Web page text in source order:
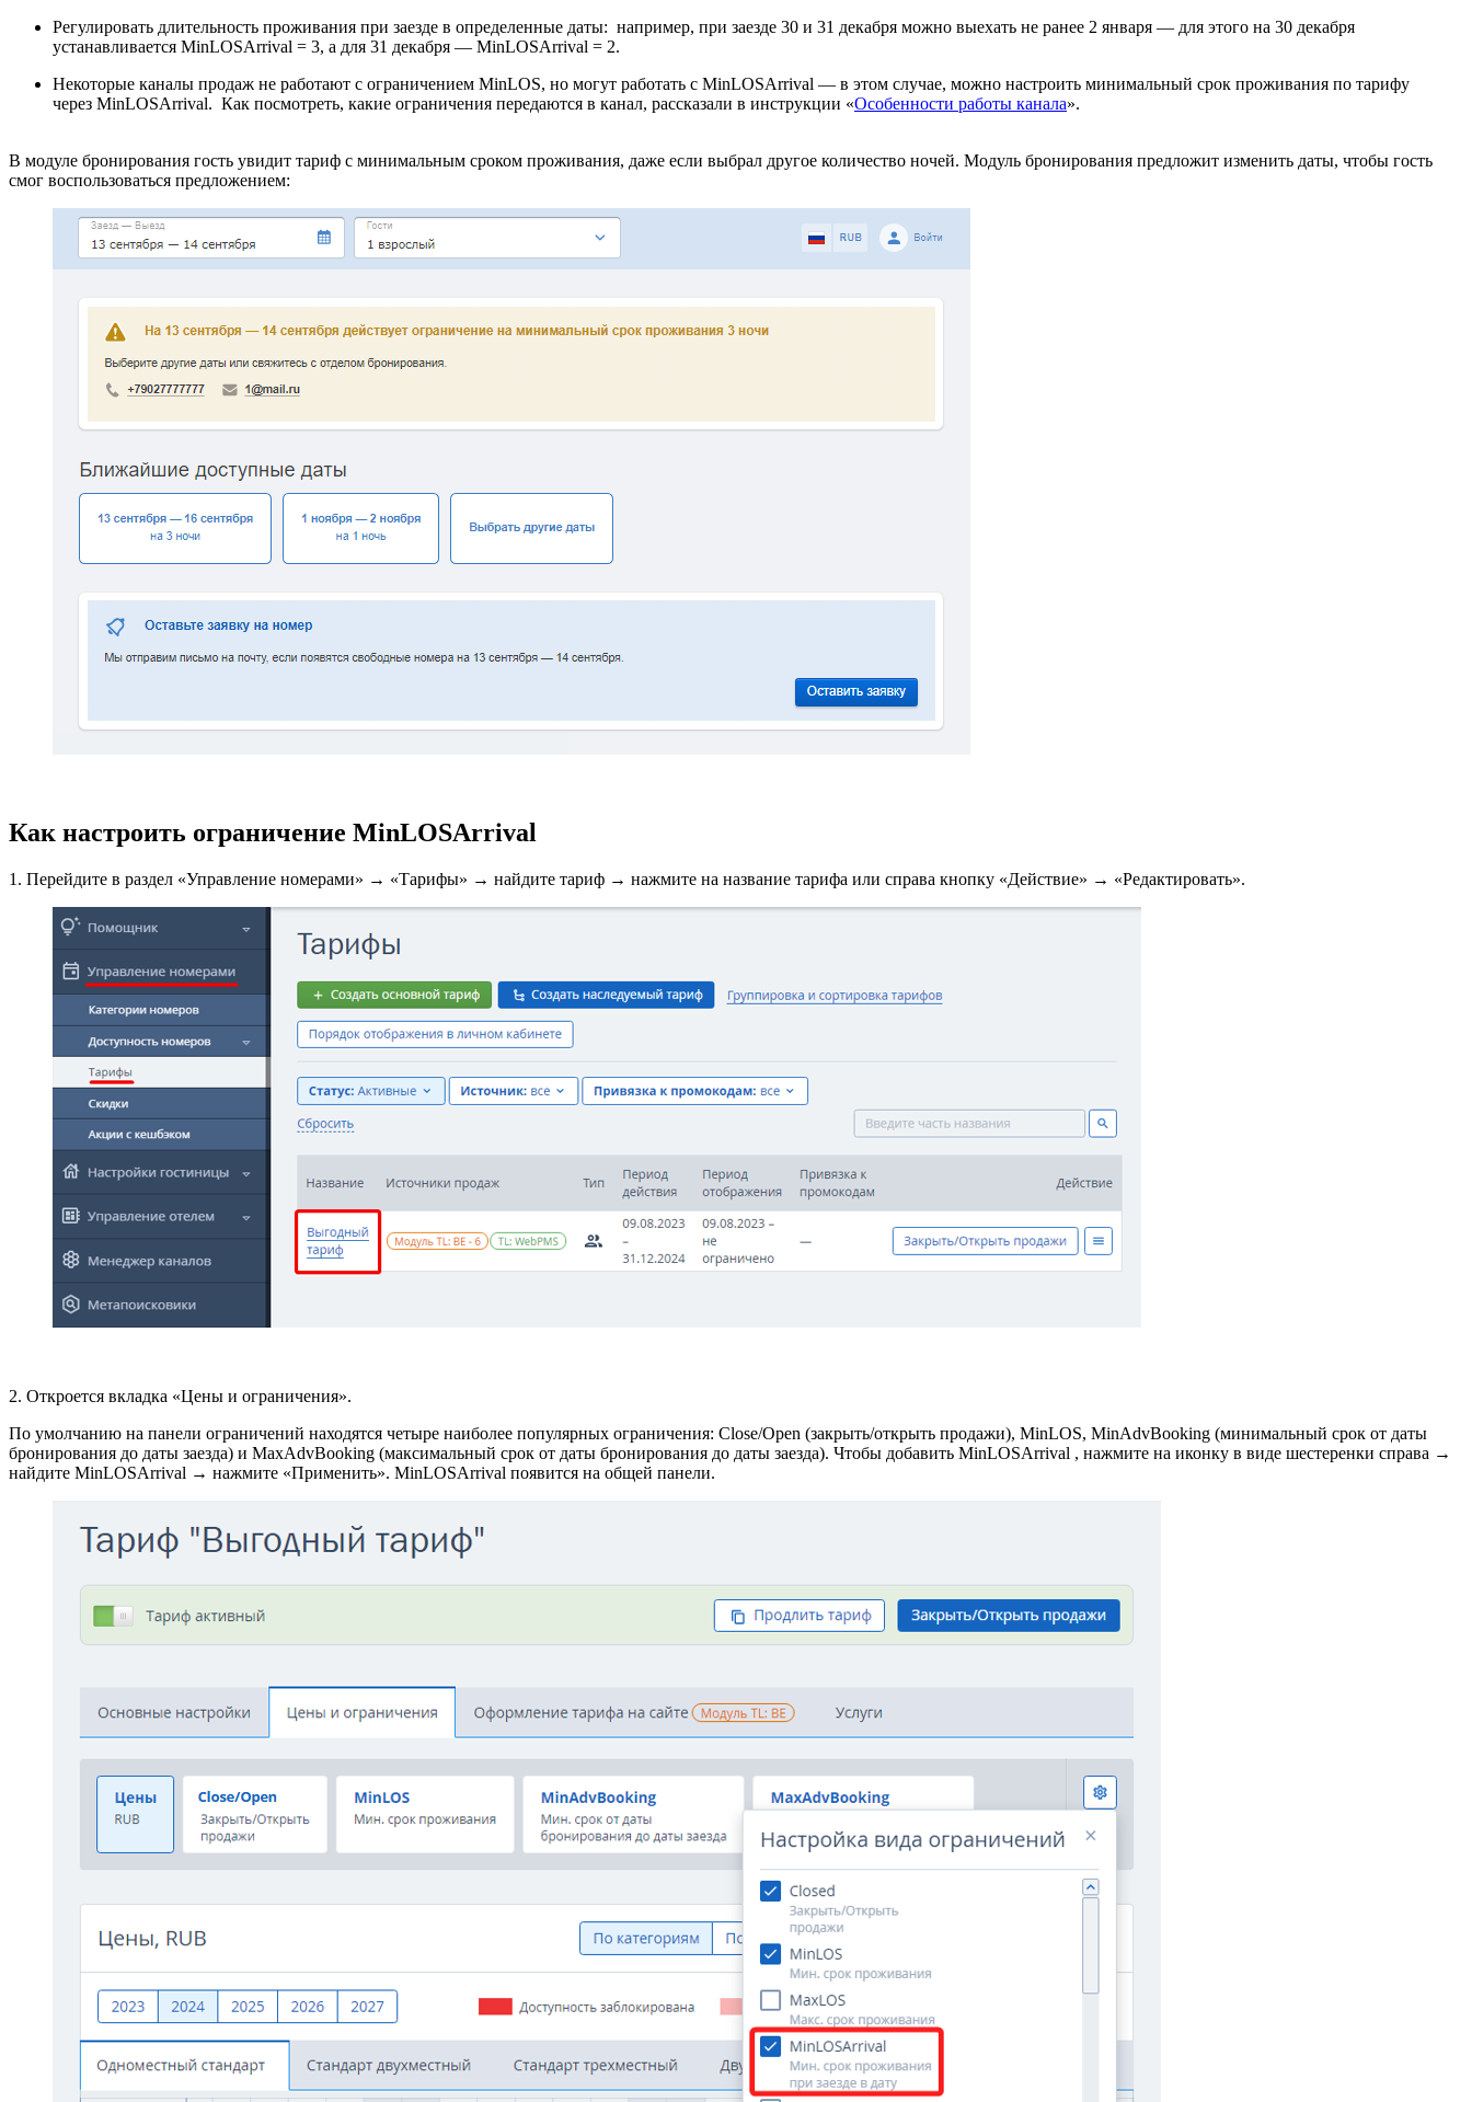
Регулировать длительность проживания при заезде в определенные даты: например, при заезде 30 и 31 декабря можно выехать не ранее 2 января — для этого на 30 декабря
устанавливается MinLOSArrival = 3, а для 31 декабря — MinLOSArrival = 2.
Некоторые каналы продаж не работают с ограничением MinLOS, но могут работать с MinLOSArrival — в этом случае, можно настроить минимальный срок проживания по тарифу
через MinLOSArrival. Как посмотреть, какие ограничения передаются в канал, рассказали в инструкции «Особенности работы канала».
В модуле бронирования гость увидит тариф с минимальным сроком проживания, даже если выбрал другое количество ночей. Модуль бронирования предложит изменить даты, чтобы гость
смог воспользоваться предложением:
Как настроить ограничение MinLOSArrival
1. Перейдите в раздел «Управление номерами» → «Тарифы» → найдите тариф → нажмите на название тарифа или справа кнопку «Действие» → «Редактировать».
2. Откроется вкладка «Цены и ограничения».
По умолчанию на панели ограничений находятся четыре наиболее популярных ограничения: Close/Open (закрыть/открыть продажи), MinLOS, MinAdvBooking (минимальный срок от даты
бронирования до даты заезда) и MaxAdvBooking (максимальный срок от даты бронирования до даты заезда). Чтобы добавить MinLOSArrival , нажмите на иконку в виде шестеренки справа →
найдите MinLOSArrival → нажмите «Применить». MinLOSArrival появится на общей панели.